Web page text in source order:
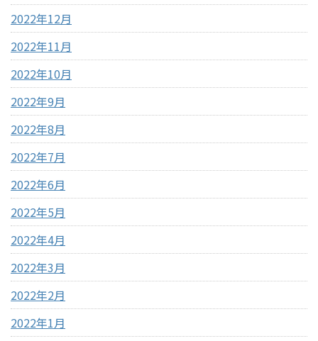
2022年12月
2022年11月
2022年10月
2022年9月
2022年8月
2022年7月
2022年6月
2022年5月
2022年4月
2022年3月
2022年2月
2022年1月